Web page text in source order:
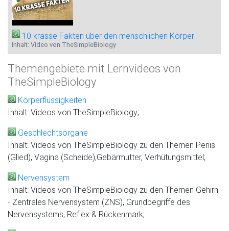
10 krasse Fakten über den menschlichen Körper
Inhalt: Video von TheSimpleBiology
Themengebiete mit Lernvideos von
TheSimpleBiology
Körperflüssigkeiten
Inhalt: Videos von TheSimpleBiology;
Geschlechtsorgane
Inhalt: Videos von TheSimpleBiology zu den Themen Penis
(Glied), Vagina (Scheide),Gebärmutter, Verhütungsmittel;
Nervensystem
Inhalt: Videos von TheSimpleBiology zu den Themen Gehirn
- Zentrales Nervensystem (ZNS), Grundbegriffe des
Nervensystems, Reflex & Rückenmark;